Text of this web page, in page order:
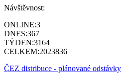
Návštěvnost:
ONLINE:3
DNES:367
TÝDEN:3164
CELKEM:2023836
ČEZ distribuce - plánované odstávky